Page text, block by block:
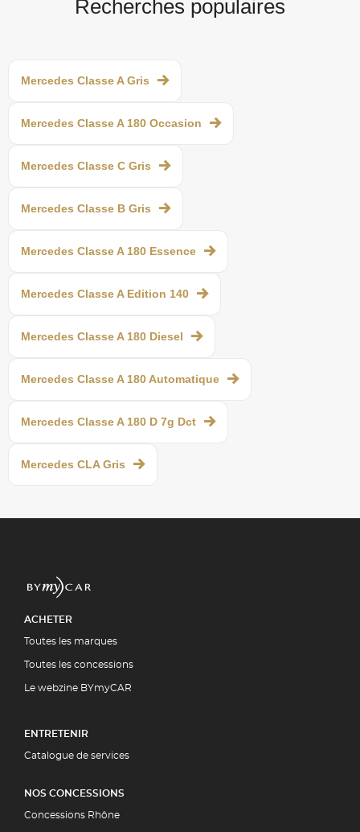
Recherches populaires
Mercedes Classe A Gris
Mercedes Classe A 180 Occasion
Mercedes Classe C Gris
Mercedes Classe B Gris
Mercedes Classe A 180 Essence
Mercedes Classe A Edition 140
Mercedes Classe A 180 Diesel
Mercedes Classe A 180 Automatique
Mercedes Classe A 180 D 7g Dct
Mercedes CLA Gris
ACHETER
Toutes les marques
Toutes les concessions
Le webzine BYmyCAR
ENTRETENIR
Catalogue de services
NOS CONCESSIONS
Concessions Rhône